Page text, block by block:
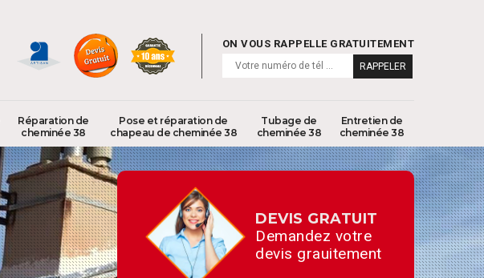
ON VOUS RAPPELLE GRATUITEMENT
Réparation de
cheminée 38
Pose et réparation de
chapeau de cheminée 38
Tubage de
cheminée 38
Entretien de
cheminée 38
DEVIS GRATUIT
Demandez votre
devis grauitement